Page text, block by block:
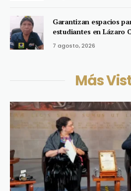
Garantizan espacios
estudiantes en Lázaro
7 agosto, 2026
Más